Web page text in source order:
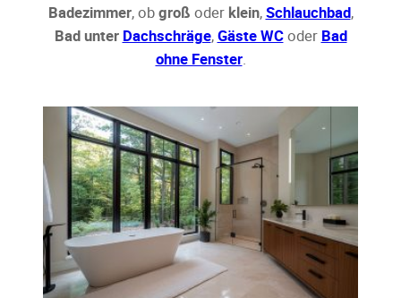
Badezimmer, obgroß oder klein,Schlauchbad,
Bad unter Dachschräge,Gäste WCoder Bad
ohne Fenster.